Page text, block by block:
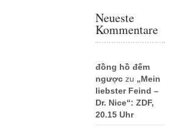
Neueste
Kommentare
đồng hồ đếm
ngượczu „Mein
liebster Feind –
Dr. Nice“: ZDF,
20.15 Uhr